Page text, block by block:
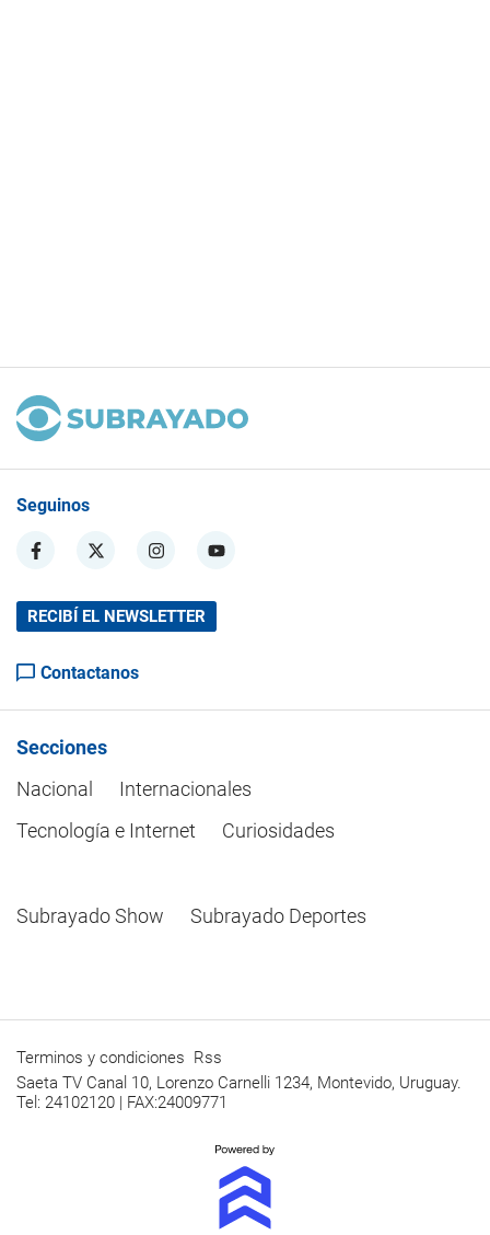
Seguinos
RECIBÍ EL NEWSLETTER
Contactanos
Secciones
Nacional
Internacionales
Tecnología e Internet
Curiosidades
Subrayado Show Subrayado Deportes
Terminos y condiciones Rss
Saeta TV Canal 10, Lorenzo Carnelli 1234, Montevido, Uruguay.
Tel: 24102120 | FAX:24009771